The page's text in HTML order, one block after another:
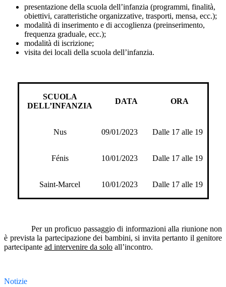
presentazione della scuola dell’infanzia (programmi, finalità,
obiettivi, caratteristiche organizzative, trasporti, mensa, ecc.);
modalità di inserimento e di accoglienza (preinserimento,
frequenza graduale, ecc.);
modalità di iscrizione;
visita dei locali della scuola dell’infanzia.
SCUOLA
DELL’INFANZIA
DATA ORA
Nus 09/01/2023 Dalle 17 alle 19
Fénis 10/01/2023 Dalle 17 alle 19
Saint-Marcel 10/01/2023 Dalle 17 alle 19
Per un proficuo passaggio di informazioni alla riunione non
è prevista la partecipazione dei bambini, si invita pertanto il genitore
partecipante ad intervenire da solo all’incontro.
Notizie